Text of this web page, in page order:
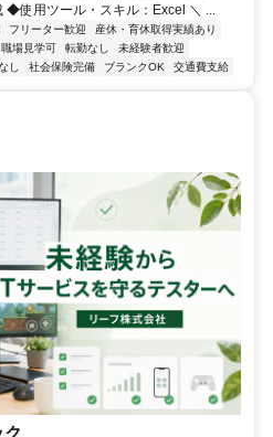
◆使用ツール・スキル：Excel ＼ ...
フリーター歓迎
産休・育休取得実績あり
職場見学可 転勤なし
未経験者歓迎
し 社会保険完備 ブランクOK 交通費支給